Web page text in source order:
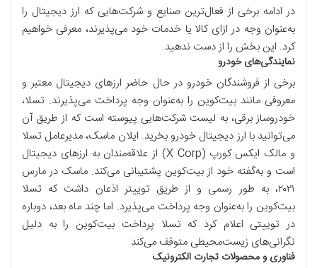
در ادامه برخی از فعال‌ترین صنایع و شرکت‌هایی که ارز دیجیتال را
به‌عنوان وجه در ازای کالا یا خدمات خود می‌پذیرند، معرفی خواهیم
کرد. این بخش را از دست ندهید.
نمایندگی‌های خودرو
برخی از فروشندگان خودرو در حال حاضر ارزهای دیجیتال معتبر و
معروفی مانند بیت‌کوین را به‌عنوان وجه پرداخت می‌پذیرند. تسلا،
خودروساز برقی، به لیست شرکت‌هایی پیوسته است که از طریق آن
می‌توانید با ارز دیجیتال خودرو بخرید. ایلان ماسک، مدیرعامل تسلا
و مالک ایکس کورپ (X Corp) از علاقه‌مندان به ارزهای دیجیتال
است و به‌گفته‌ خود از بیت‌کوین پشتیبانی می‌کند. ماسک در مارس
۲۰۲۱، به طور رسمی و از طریق توییتر اذعان داشت که تسلا
بیت‌کوین را به‌عنوان وجه پرداخت می‌پذیرد. اما چند ماه بعد، دوباره
در توییتی اعلام کرد که تسلا پرداخت بیت‌کوین را به دلیل
نگرانی‌های زیست‌محیطی متوقف می‌کند.
فناوری و محصولات تجارت الکترونیک